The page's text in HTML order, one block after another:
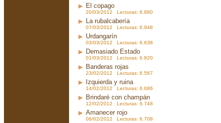
El copago
20/03/2012 Lecturas: 6.880
La rubalcabería
07/03/2012 Lecturas: 6.948
Urdangarín
03/03/2012 Lecturas: 6.638
Demasiado Estado
01/03/2012 Lecturas: 6.820
Banderas rojas
23/02/2012 Lecturas: 6.567
Izquierda y ruina
14/02/2012 Lecturas: 6.686
Brindaré con champán
12/02/2012 Lecturas: 6.748
Amanecer rojo
06/02/2012 Lecturas: 6.708